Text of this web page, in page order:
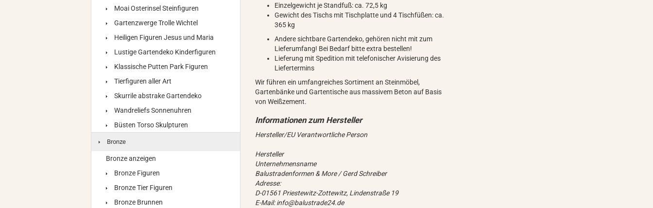
Einzelgewicht je Standfuß: ca. 72,5 kg
Gewicht des Tischs mit Tischplatte und 4 Tischfüßen: ca.
365 kg
Andere sichtbare Gartendeko, gehören nicht mit zum
Lieferumfang! Bei Bedarf bitte extra bestellen!
Lieferung mit Spedition mit telefonischer Avisierung des
Liefertermins
Wir führen ein umfangreiches Sortiment an Steinmöbel,
Gartenbänke und Gartentische aus massivem Beton auf Basis
von Weißzement.
Hersteller/EU Verantwortliche Person
Hersteller
Unternehmensname
Balustradenformen & More / Gerd Schreiber
Adresse:
D-01561 Priestewitz-Zottewitz, Lindenstraße 19
E-Mail: info@balustrade24.de
Moai Osterinsel Steinfiguren
Gartenzwerge Trolle Wichtel
Heiligen Figuren Jesus und Maria
Lustige Gartendeko Kinderfiguren
Klassische Putten Park Figuren
Tierfiguren aller Art
Skurrile abstrake Gartendeko
Wandreliefs Sonnenuhren
Büsten Torso Skulpturen
Bronze
Bronze anzeigen
Bronze Figuren
Bronze Tier Figuren
Bronze Brunnen